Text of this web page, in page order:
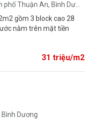
gồm 3 block cao 28
nằm trên mặt tiền
31 triệu/m2
Dương